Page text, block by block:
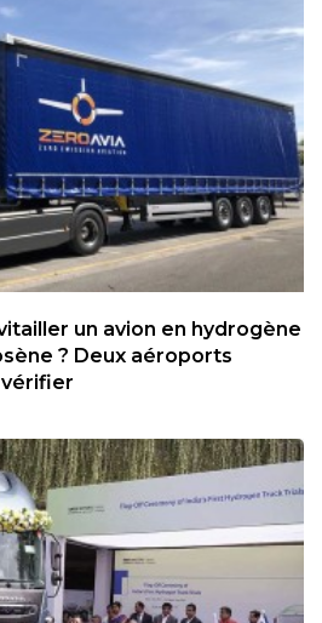
un avion en hydrogène
? Deux aéroports